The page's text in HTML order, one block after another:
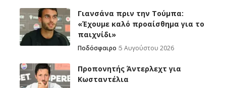
Γιανσάνα πριν την Τούμπα:
«Έχουμε καλό προαίσθημα για το
παιχνίδι»
Ποδόσφαιρο 5 Αυγούστου 2026
Προπονητής Άντερλεχτ για
Κωσταντέλια